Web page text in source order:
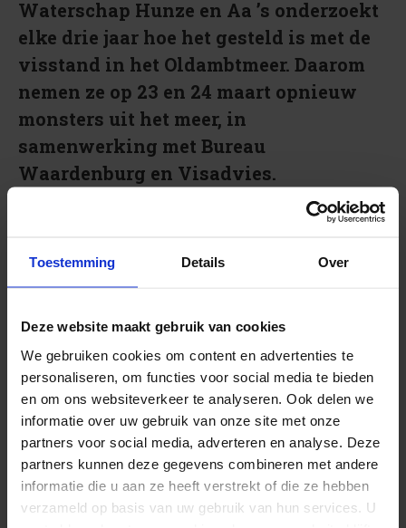
Toestemming Details Over
Deze website maakt gebruik van cookies
We gebruiken cookies om content en advertenties te
personaliseren, om functies voor social media te bieden
en om ons websiteverkeer te analyseren. Ook delen we
informatie over uw gebruik van onze site met onze
partners voor social media, adverteren en analyse. Deze
partners kunnen deze gegevens combineren met andere
informatie die u aan ze heeft verstrekt of die ze hebben
verzameld op basis van uw gebruik van hun services. U
Waterschap Hunze en Aa ’s onderzoekt
elke drie jaar hoe het gesteld is met de
visstand in het Oldambtmeer. Daarom
nemen ze op 23 en 24 maart opnieuw
monsters uit het meer, in
samenwerking met Bureau
Waardenburg en Visadvies.
De visstandbemonsteringen worden uitgevoerd
gaten gehouden hoe de visstand in het meer zich
ontwikkelt.
Nieuwsgierig naar het resultaat?
Zodra de resultaten van de metingen binnen zijn,
deelt het waterschap die met het projectbureau. Je
kunt altijd contact met ons opnemen om hiernaar te
informeren.